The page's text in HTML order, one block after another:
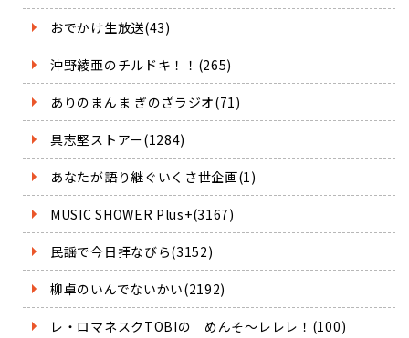
おでかけ生放送(43)
沖野綾亜のチルドキ！！(265)
ありのまんま ぎのざラジオ(71)
具志堅ストアー(1284)
あなたが語り継ぐいくさ世企画(1)
MUSIC SHOWER Plus+(3167)
民謡で今日拝なびら(3152)
柳卓のいんでないかい(2192)
レ・ロマネスクTOBIの めんそ～レレレ！(100)